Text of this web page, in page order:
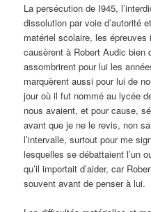
La persécution de I945,
dissolution par voie d’autorité
matériel scolaire, les
causèrent à Robert Audic bien
assombrirent pour lui les
marquèrent aussi pour lui de
jour où il fut nommé au lycée
nous avaient, et pour cause,
avant que je ne le revis, non
l’intervalle, surtout pour me
lesquelles se débattaient l’un
qu’il importait d’aider, car
souvent avant de penser à lui.